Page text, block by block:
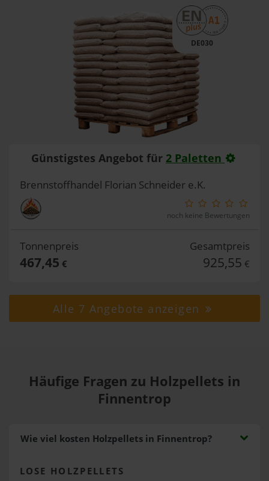
DE030
Günstigstes Angebot für 2 Paletten
Brennstoffhandel Florian Schneider e.K.
noch keine Bewertungen
Tonnenpreis
467,45 €
Gesamtpreis
925,55 €
Alle 7 Angebote anzeigen
Häufige Fragen zu Holzpellets in
Finnentrop
Wie viel kosten Holzpellets in Finnentrop?
LOSE HOLZPELLETS